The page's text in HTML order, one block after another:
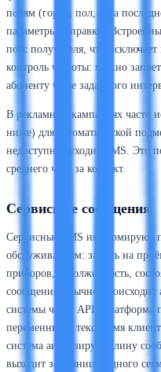
полям (город, пол, дата
параметры отправки.
пояс получателя, что
контроль частоты: можно
абоненту чаще заданного
В рекламных кампаниях часто
ниже) для автоматической
недоступны, уходит SMS. Это
среднего чека за контакт.
Сервисные сообщения
Сервисные SMS информируют
обслуживанием: запись на
приборов, задолженность,
сообщений обычно происходит
системы через API. Платформа
переменных в текст: имя
система анализирует длину
выходит за границы одного